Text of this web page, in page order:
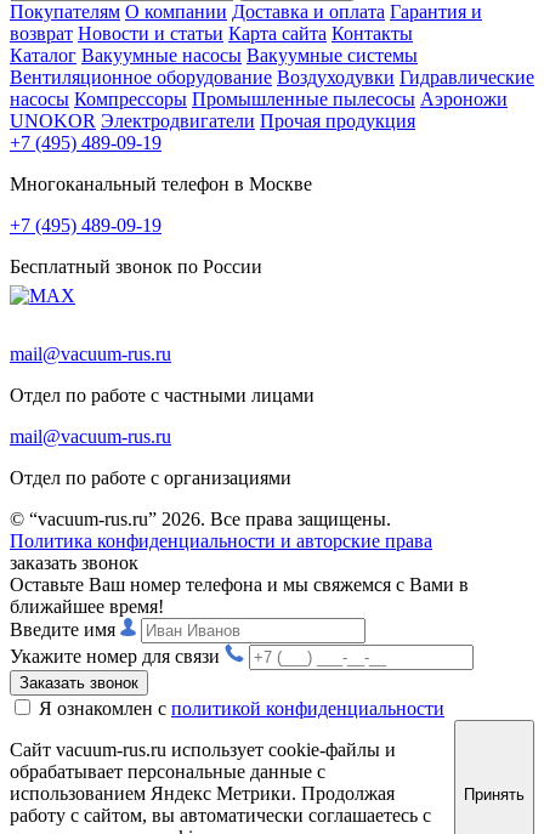
Покупателям О компании Доставка и оплата Гарантия и
возврат Новости и статьи Карта сайта Контакты
Каталог Вакуумные насосы Вакуумные системы
Вентиляционное оборудование Воздуходувки Гидравлические
насосы Компрессоры Промышленные пылесосы Аэроножи
UNOKOR Электродвигатели Прочая продукция
+7 (495) 489-09-19
Многоканальный телефон в Москве
+7 (495) 489-09-19
Бесплатный звонок по России
mail@vacuum-rus.ru
Отдел по работе с частными лицами
mail@vacuum-rus.ru
Отдел по работе с организациями
© “vacuum-rus.ru” 2026. Все права защищены.
Политика конфиденциальности и авторские права
заказать звонок
Оставьте Ваш номер телефона и мы свяжемся с Вами в
ближайшее время!
Введите имя
Укажите номер для связи
Заказать звонок
Я ознакомлен с политикой конфиденциальности
Сайт vacuum-rus.ru использует cookie-файлы и
обрабатывает персональные данные с
использованием Яндекс Метрики. Продолжая
работу с сайтом, вы автоматически соглашаетесь с
Принять